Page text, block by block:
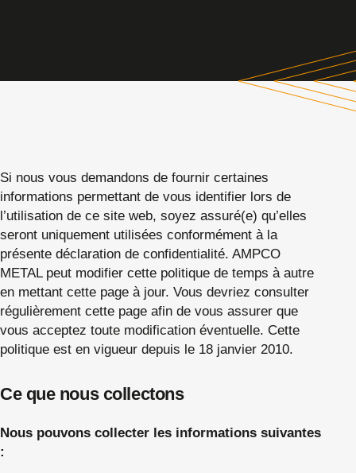
Si nous vous demandons de fournir certaines
informations permettant de vous identifier lors de
l’utilisation de ce site web, soyez assuré(e) qu’elles
seront uniquement utilisées conformément à la
présente déclaration de confidentialité. AMPCO
METAL peut modifier cette politique de temps à autre
en mettant cette page à jour. Vous devriez consulter
régulièrement cette page afin de vous assurer que
vous acceptez toute modification éventuelle. Cette
politique est en vigueur depuis le 18 janvier 2010.
Ce que nous collectons
Nous pouvons collecter les informations suivantes
: